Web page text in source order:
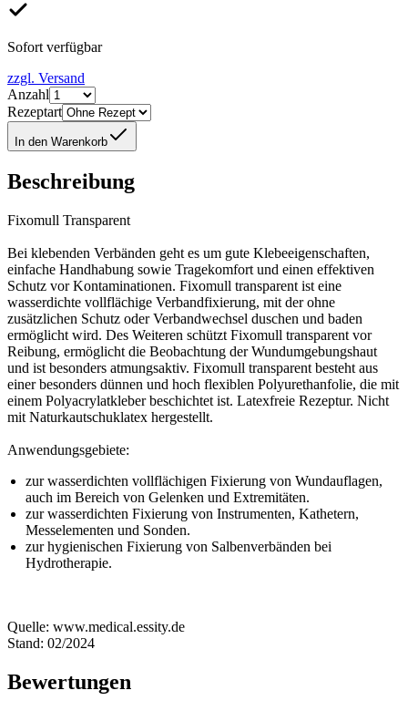
Sofort verfügbar
zzgl. Versand
Anzahl
Rezeptart
In den Warenkorb
Beschreibung
Fixomull Transparent
Bei klebenden Verbänden geht es um gute Klebeeigenschaften,
einfache Handhabung sowie Tragekomfort und einen effektiven
Schutz vor Kontaminationen. Fixomull transparent ist eine
wasserdichte vollflächige Verbandfixierung, mit der ohne
zusätzlichen Schutz oder Verbandwechsel duschen und baden
ermöglicht wird. Des Weiteren schützt Fixomull transparent vor
Reibung, ermöglicht die Beobachtung der Wundumgebungshaut
und ist besonders atmungsaktiv. Fixomull transparent besteht aus
einer besonders dünnen und hoch flexiblen Polyurethanfolie, die mit
einem Polyacrylatkleber beschichtet ist. Latexfreie Rezeptur. Nicht
mit Naturkautschuklatex hergestellt.
Anwendungsgebiete:
zur wasserdichten vollflächigen Fixierung von Wundauflagen,
auch im Bereich von Gelenken und Extremitäten.
zur wasserdichten Fixierung von Instrumenten, Kathetern,
Messelementen und Sonden.
zur hygienischen Fixierung von Salbenverbänden bei
Hydrotherapie.
Quelle: www.medical.essity.de
Stand: 02/2024
Bewertungen